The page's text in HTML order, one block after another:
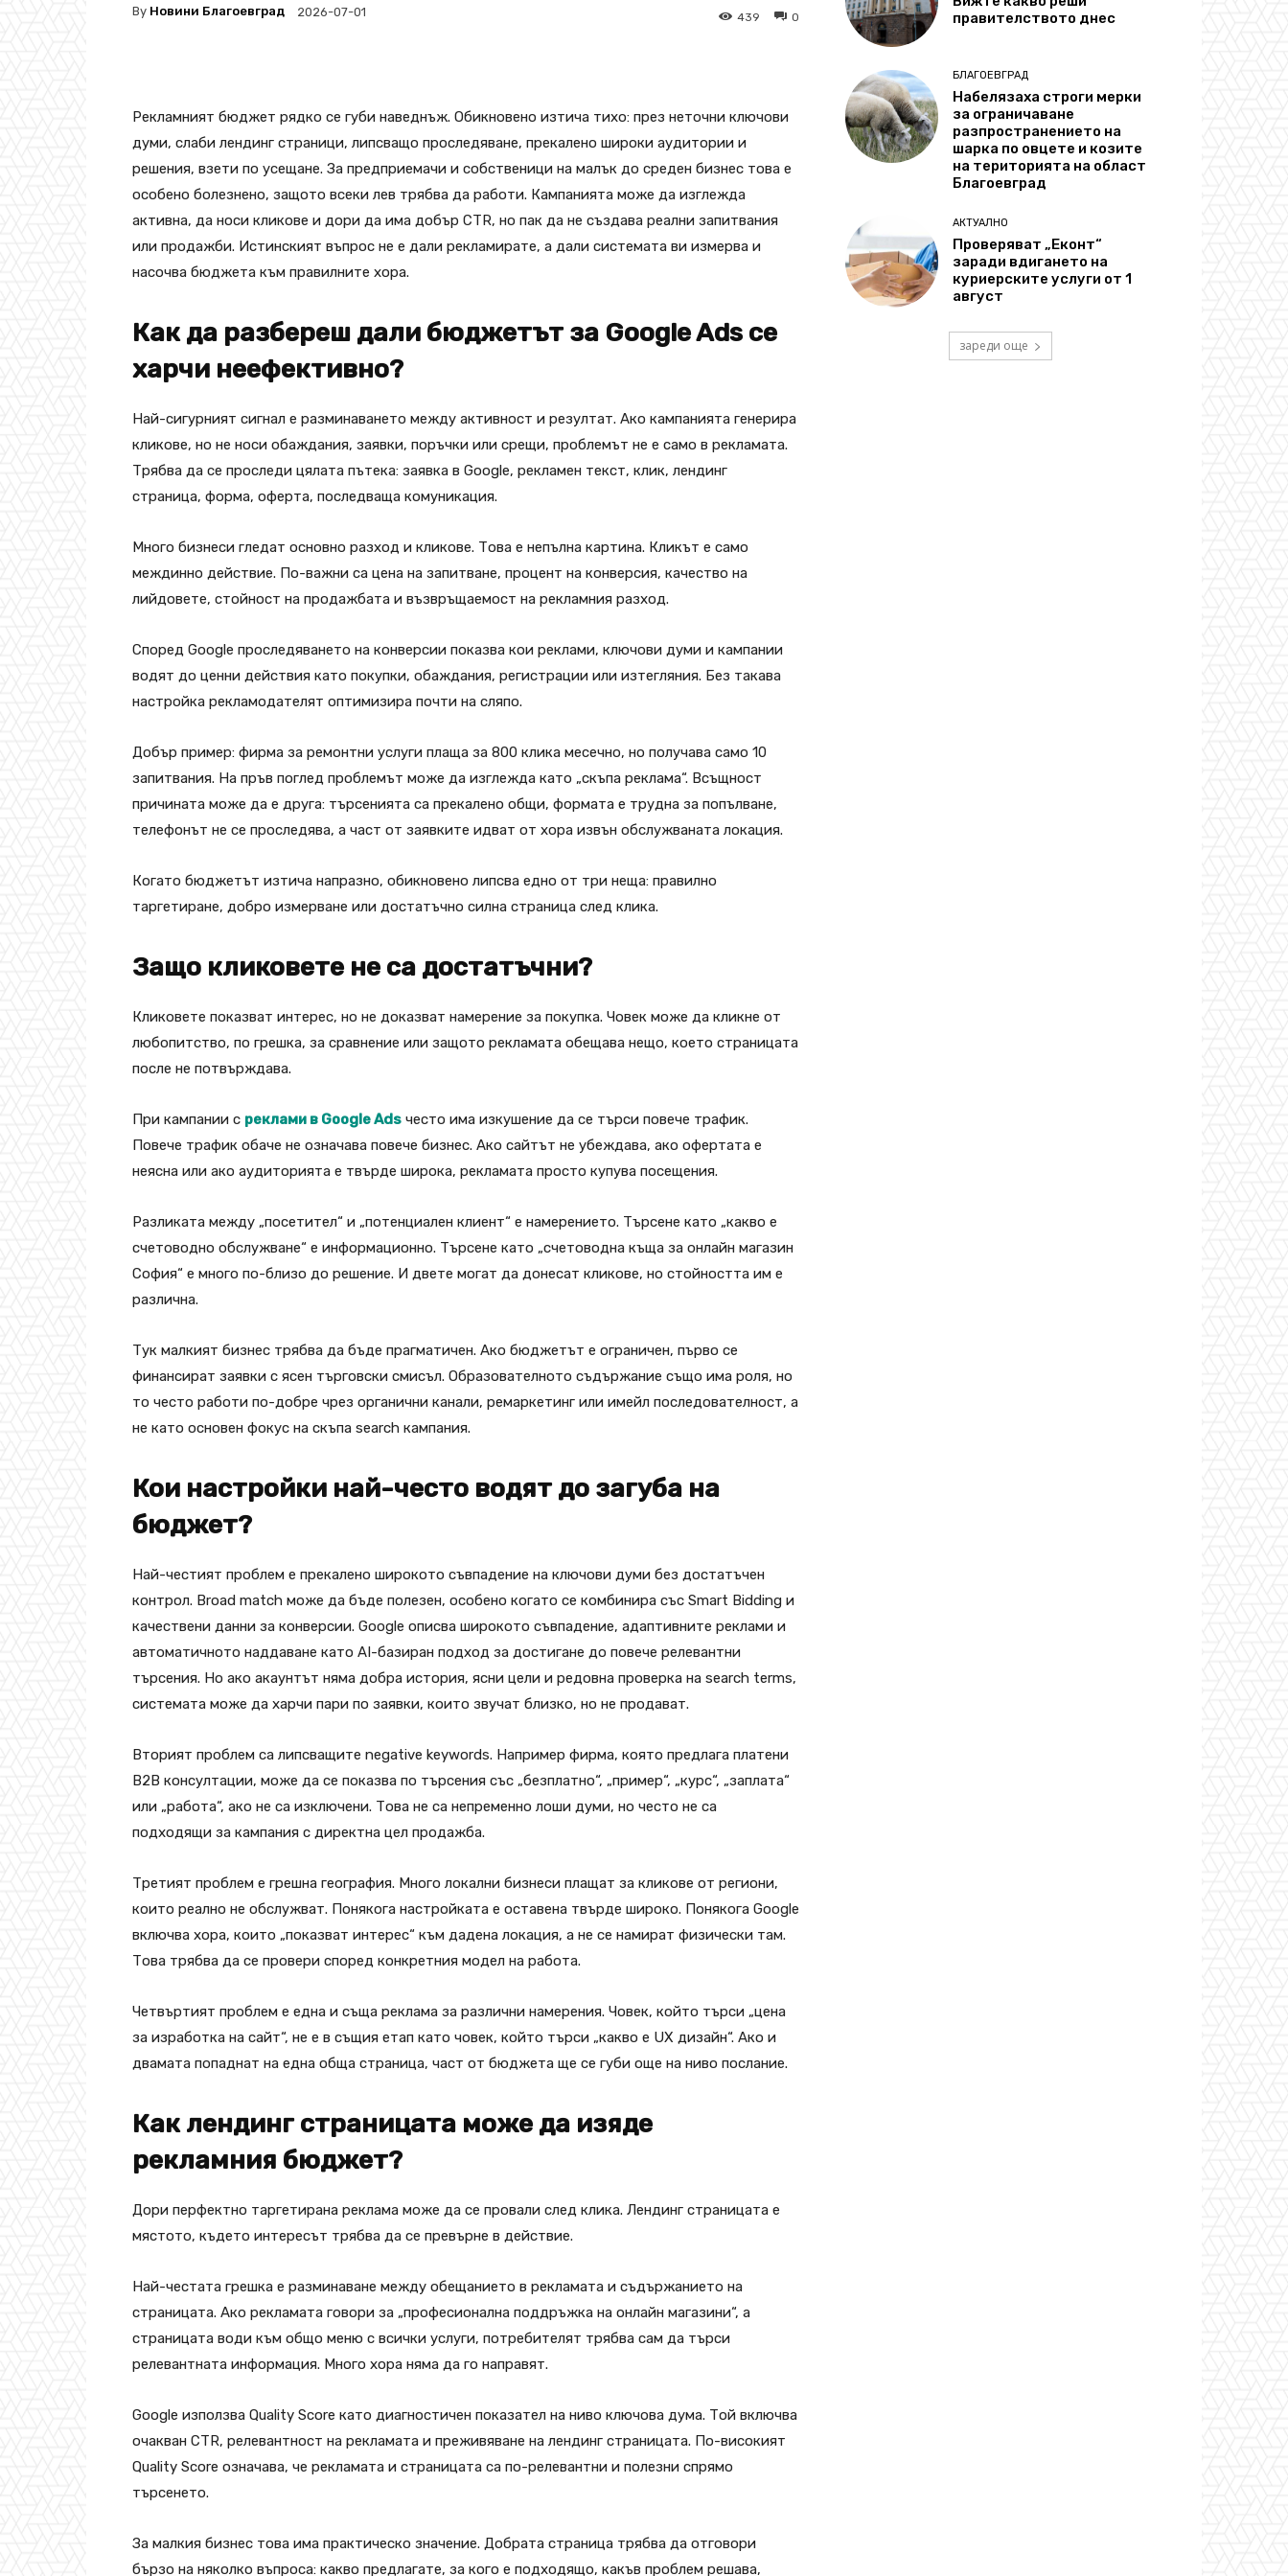
By Новини Благоевград 2026-07-01 0
439
Рекламният бюджет рядко се губи наведнъж. Обикновено изтича тихо: през неточни ключови
думи, слаби лендинг страници, липсващо проследяване, прекалено широки аудитории и
решения, взети по усещане. За предприемачи и собственици на малък до среден бизнес това е
особено болезнено, защото всеки лев трябва да работи. Кампанията може да изглежда
активна, да носи кликове и дори да има добър CTR, но пак да не създава реални запитвания
или продажби. Истинският въпрос не е дали рекламирате, а дали системата ви измерва и
насочва бюджета към правилните хора.
Как да разбереш дали бюджетът за Google Ads се
харчи неефективно?
Най-сигурният сигнал е разминаването между активност и резултат. Ако кампанията генерира
кликове, но не носи обаждания, заявки, поръчки или срещи, проблемът не е само в рекламата.
Трябва да се проследи цялата пътека: заявка в Google, рекламен текст, клик, лендинг
страница, форма, оферта, последваща комуникация.
Много бизнеси гледат основно разход и кликове. Това е непълна картина. Кликът е само
междинно действие. По-важни са цена на запитване, процент на конверсия, качество на
лийдовете, стойност на продажбата и възвръщаемост на рекламния разход.
Според Google проследяването на конверсии показва кои реклами, ключови думи и кампании
водят до ценни действия като покупки, обаждания, регистрации или изтегляния. Без такава
настройка рекламодателят оптимизира почти на сляпо.
Добър пример: фирма за ремонтни услуги плаща за 800 клика месечно, но получава само 10
запитвания. На пръв поглед проблемът може да изглежда като „скъпа реклама“. Всъщност
причината може да е друга: търсенията са прекалено общи, формата е трудна за попълване,
телефонът не се проследява, а част от заявките идват от хора извън обслужваната локация.
Когато бюджетът изтича напразно, обикновено липсва едно от три неща: правилно
таргетиране, добро измерване или достатъчно силна страница след клика.
Защо кликовете не са достатъчни?
Кликовете показват интерес, но не доказват намерение за покупка. Човек може да кликне от
любопитство, по грешка, за сравнение или защото рекламата обещава нещо, което страницата
после не потвърждава.
При кампании с реклами в Google Ads често има изкушение да се търси повече трафик.
Повече трафик обаче не означава повече бизнес. Ако сайтът не убеждава, ако офертата е
неясна или ако аудиторията е твърде широка, рекламата просто купува посещения.
Разликата между „посетител“ и „потенциален клиент“ е намерението. Търсене като „какво е
счетоводно обслужване“ е информационно. Търсене като „счетоводна къща за онлайн магазин
София“ е много по-близо до решение. И двете могат да донесат кликове, но стойността им е
различна.
Тук малкият бизнес трябва да бъде прагматичен. Ако бюджетът е ограничен, първо се
финансират заявки с ясен търговски смисъл. Образователното съдържание също има роля, но
то често работи по-добре чрез органични канали, ремаркетинг или имейл последователност, а
не като основен фокус на скъпа search кампания.
Кои настройки най-често водят до загуба на
бюджет?
Най-честият проблем е прекалено широкото съвпадение на ключови думи без достатъчен
контрол. Broad match може да бъде полезен, особено когато се комбинира със Smart Bidding и
качествени данни за конверсии. Google описва широкото съвпадение, адаптивните реклами и
автоматичното наддаване като AI-базиран подход за достигане до повече релевантни
търсения. Но ако акаунтът няма добра история, ясни цели и редовна проверка на search terms,
системата може да харчи пари по заявки, които звучат близко, но не продават.
Вторият проблем са липсващите negative keywords. Например фирма, която предлага платени
B2B консултации, може да се показва по търсения със „безплатно“, „пример“, „курс“, „заплата“
или „работа“, ако не са изключени. Това не са непременно лоши думи, но често не са
подходящи за кампания с директна цел продажба.
Третият проблем е грешна география. Много локални бизнеси плащат за кликове от региони,
които реално не обслужват. Понякога настройката е оставена твърде широко. Понякога Google
включва хора, които „показват интерес“ към дадена локация, а не се намират физически там.
Това трябва да се провери според конкретния модел на работа.
Четвъртият проблем е една и съща реклама за различни намерения. Човек, който търси „цена
за изработка на сайт“, не е в същия етап като човек, който търси „какво е UX дизайн“. Ако и
двамата попаднат на една обща страница, част от бюджета ще се губи още на ниво послание.
Как лендинг страницата може да изяде
рекламния бюджет?
Дори перфектно таргетирана реклама може да се провали след клика. Лендинг страницата е
мястото, където интересът трябва да се превърне в действие.
Най-честата грешка е разминаване между обещанието в рекламата и съдържанието на
страницата. Ако рекламата говори за „професионална поддръжка на онлайн магазини“, а
страницата води към общо меню с всички услуги, потребителят трябва сам да търси
релевантната информация. Много хора няма да го направят.
Google използва Quality Score като диагностичен показател на ниво ключова дума. Той включва
очакван CTR, релевантност на рекламата и преживяване на лендинг страницата. По-високият
Quality Score означава, че рекламата и страницата са по-релевантни и полезни спрямо
търсенето.
За малкия бизнес това има практическо значение. Добрата страница трябва да отговори
бързо на няколко въпроса: какво предлагате, за кого е подходящо, какъв проблем решава,
правителството днес
БЛАГОЕВГРАД
Набелязаха строги мерки
за ограничаване
разпространението на
шарка по овцете и козите
на територията на област
Благоевград
АКТУАЛНО
Проверяват „Еконт“
заради вдигането на
куриерските услуги от 1
август
зареди още